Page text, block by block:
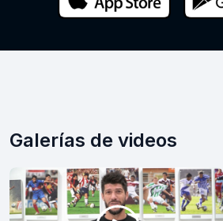
Galerías de videos